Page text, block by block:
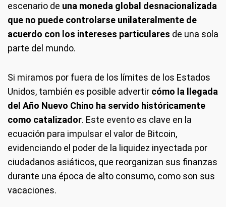
escenario de una moneda global desnacionalizada
que no puede controlarse unilateralmente de
acuerdo con los intereses particulares de una sola
parte del mundo.
Si miramos por fuera de los límites de los Estados
Unidos, también es posible advertir cómo la llegada
del Año Nuevo Chino ha servido históricamente
como catalizador. Este evento es clave en la
ecuación para impulsar el valor de Bitcoin,
evidenciando el poder de la liquidez inyectada por
ciudadanos asiáticos, que reorganizan sus finanzas
durante una época de alto consumo, como son sus
vacaciones.